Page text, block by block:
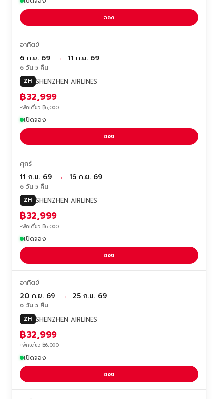
จอง
อาทิตย์
6 ก.ย. 69 → 11 ก.ย. 69
6 วัน 5 คืน
ZH SHENZHEN AIRLINES
฿32,999
+พักเดี่ยว ฿6,000
เปิดจอง
จอง
ศุกร์
11 ก.ย. 69 → 16 ก.ย. 69
6 วัน 5 คืน
ZH SHENZHEN AIRLINES
฿32,999
+พักเดี่ยว ฿6,000
เปิดจอง
จอง
อาทิตย์
20 ก.ย. 69 → 25 ก.ย. 69
6 วัน 5 คืน
ZH SHENZHEN AIRLINES
฿32,999
+พักเดี่ยว ฿6,000
เปิดจอง
จอง